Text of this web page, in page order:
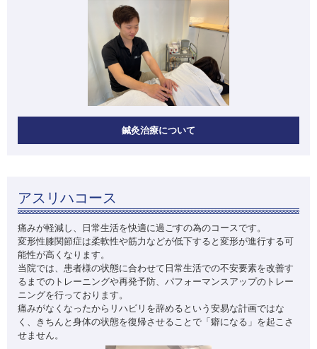
鍼灸治療について
アスリハコース
痛みが軽減し、日常生活を快適に過ごすの為のコースです。
変形性膝関節症は柔軟性や筋力などが低下すると変形が進行する可
能性が高くなります。
当院では、患者様の状態に合わせて日常生活での不安要素を改善す
るまでのトレーニングや再発予防、パフォーマンスアップのトレー
ニングを行っております。
痛みがなくなったからリハビリを辞めるという安易な計画ではな
く、きちんと身体の状態を復帰させることで「癖になる」を起こさ
せません。